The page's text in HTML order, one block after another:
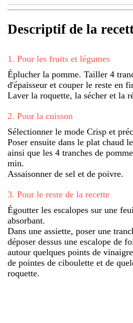
Descriptif de la
1 . Pour les fruits et légumes
Éplucher la pomme. Tailler 4
d'épaisseur et couper le reste en
Laver la roquette, la sécher et la
2. Pour la cuisson
Sélectionner le mode Crisp et
Poser ensuite dans le plat chaud
ainsi que les 4 tranches de
min.
Assaisonner de sel et de poivre.
3. Pour le reste de la recette
Égoutter les escalopes sur une
absorbant.
Dans une assiette, poser une
déposer dessus une escalope de
autour quelques points de
de pointes de ciboulette et de
roquette.